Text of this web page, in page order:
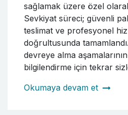
sağlamak üzere özel
Sevkiyat süreci; güvenli
teslimat ve profesyonel
doğrultusunda
devreye alma
bilgilendirme için tekrar
Okumaya devam et